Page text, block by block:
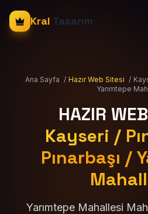
Kral Tasarım
Ana Sayfa / Hazır Web Sitesi /
Yarımtepe
HAZIR
Kayseri /
Pınarbaşı /
Yarımtepe Mahallesi